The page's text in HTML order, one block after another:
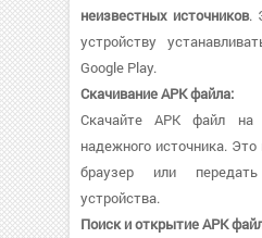
неизвестных источников.
устройству
Google Play.
Скачивание APK файла:
Скачайте APK файл
надежного источника.
браузер или
устройства.
Поиск и открытие APK